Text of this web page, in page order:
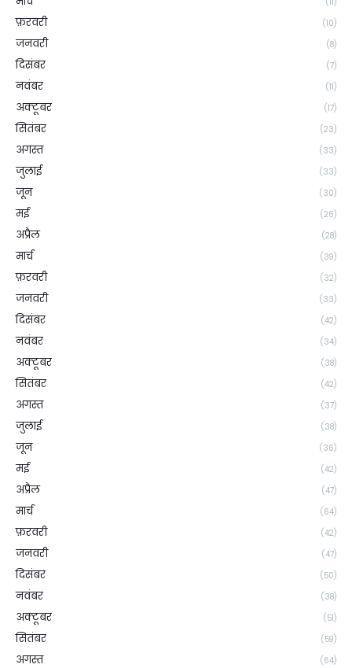
फ़रवरी (10)
जनवरी (8)
दिसंबर (7)
नवंबर (11)
अक्टूबर (17)
सितंबर (23)
अगस्त (33)
जुलाई (33)
जून (30)
मई (26)
अप्रैल (28)
मार्च (39)
फ़रवरी (32)
जनवरी (33)
दिसंबर (42)
नवंबर (34)
अक्टूबर (38)
सितंबर (42)
अगस्त (37)
जुलाई (38)
जून (36)
मई (42)
अप्रैल (47)
मार्च (64)
फ़रवरी (42)
जनवरी (47)
दिसंबर (50)
नवंबर (38)
अक्टूबर (51)
सितंबर (59)
अगस्त (64)